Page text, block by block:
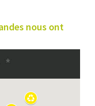
nous ont